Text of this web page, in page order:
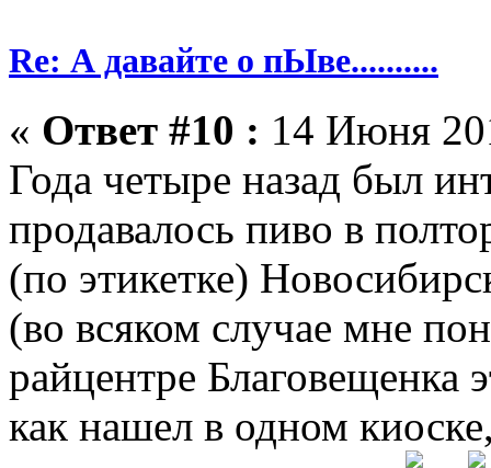
Re: А давайте о пЫве..........
« Ответ #10 : 14 Июня
Года четыре назад был
продавалось пиво в
(по этикетке)
(во всяком случае мне
райцентре Благовещенка
как нашел в одном